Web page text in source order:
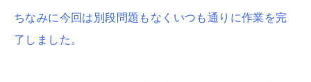
ちなみに今回は別段問題もなくいつも通りに作業を完
了しました。